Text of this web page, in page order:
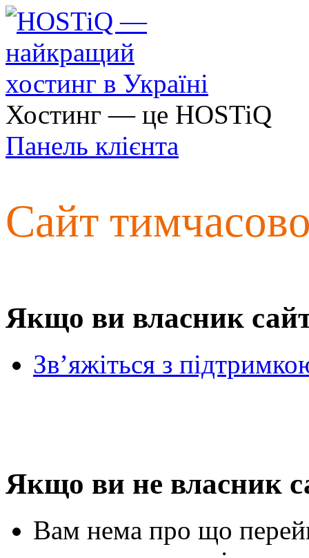
Хостинг — це HOSTiQ
Панель клієнта
Сайт
Якщо ви власник
Зв’яжіться з
Якщо ви не власник
Вам нема про що